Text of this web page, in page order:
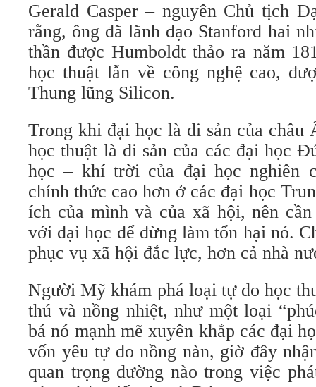
Gerald Casper – nguyên Chủ tịch
rằng, ông đã lãnh đạo Stanford hai
thần được Humboldt thảo ra năm
học thuật lẫn về công nghệ cao,
Thung lũng Silicon.
Trong khi đại học là di sản của châu
học thuật là di sản của các đại học
học – khí trời của đại học nghiên
chính thức cao hơn ở các đại học
ích của mình và của xã hội, nên
với đại học để đừng làm tổn hại nó.
phục vụ xã hội đắc lực, hơn cả nhà
Người Mỹ khám phá loại tự do học
thú và nồng nhiệt, như một loại
bá nó mạnh mẽ xuyên khắp các đại
vốn yêu tự do nồng nàn, giờ đây
quan trọng dường nào trong việc